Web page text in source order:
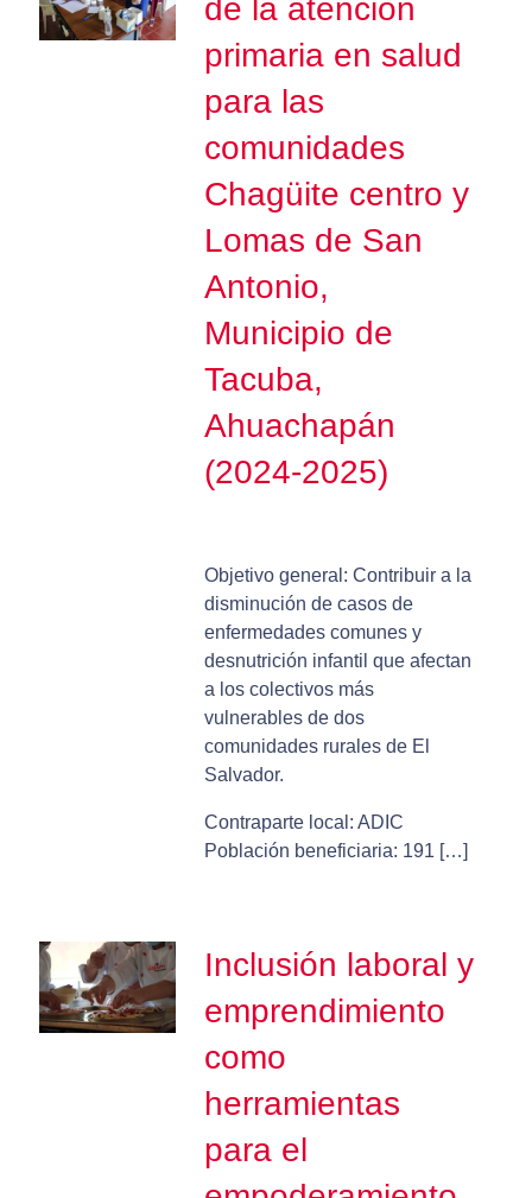
de la atención
primaria en salud
para las
comunidades
Chagüite centro y
Lomas de San
Antonio,
Municipio de
Tacuba,
Ahuachapán
(2024-2025)
Objetivo general: Contribuir a la
disminución de casos de
enfermedades comunes y
desnutrición infantil que afectan
a los colectivos más
vulnerables de dos
comunidades rurales de El
Salvador.
Contraparte local: ADIC
Población beneficiaria: 191 […]
Inclusión laboral y
emprendimiento
como
herramientas
para el